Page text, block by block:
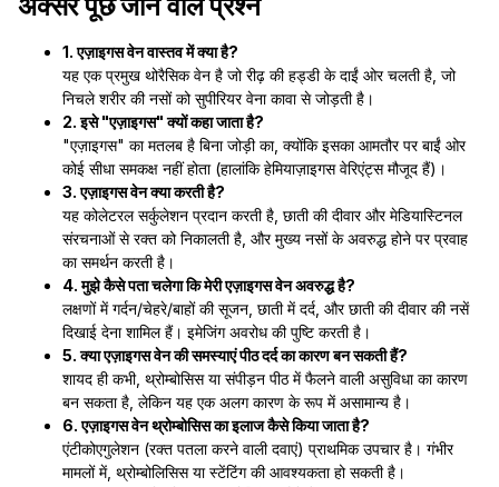
1. एज़ाइगस वेन वास्तव में क्या है?
यह एक प्रमुख थोरैसिक वेन है जो रीढ़ की हड्डी के दाईं ओर चलती है, जो
निचले शरीर की नसों को सुपीरियर वेना कावा से जोड़ती है।
2. इसे "एज़ाइगस" क्यों कहा जाता है?
"एज़ाइगस" का मतलब है बिना जोड़ी का, क्योंकि इसका आमतौर पर बाईं ओर
कोई सीधा समकक्ष नहीं होता (हालांकि हेमियाज़ाइगस वेरिएंट्स मौजूद हैं)।
3. एज़ाइगस वेन क्या करती है?
यह कोलेटरल सर्कुलेशन प्रदान करती है, छाती की दीवार और मेडियास्टिनल
संरचनाओं से रक्त को निकालती है, और मुख्य नसों के अवरुद्ध होने पर प्रवाह
का समर्थन करती है।
4. मुझे कैसे पता चलेगा कि मेरी एज़ाइगस वेन अवरुद्ध है?
लक्षणों में गर्दन/चेहरे/बाहों की सूजन, छाती में दर्द, और छाती की दीवार की नसें
दिखाई देना शामिल हैं। इमेजिंग अवरोध की पुष्टि करती है।
5. क्या एज़ाइगस वेन की समस्याएं पीठ दर्द का कारण बन सकती हैं?
शायद ही कभी, थ्रोम्बोसिस या संपीड़न पीठ में फैलने वाली असुविधा का कारण
बन सकता है, लेकिन यह एक अलग कारण के रूप में असामान्य है।
6. एज़ाइगस वेन थ्रोम्बोसिस का इलाज कैसे किया जाता है?
एंटीकोएगुलेशन (रक्त पतला करने वाली दवाएं) प्राथमिक उपचार है। गंभीर
मामलों में, थ्रोम्बोलिसिस या स्टेंटिंग की आवश्यकता हो सकती है।